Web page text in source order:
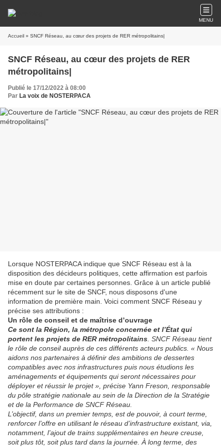
MENU
Accueil » SNCF Réseau, au cœur des projets de RER métropolitains|
SNCF Réseau, au cœur des projets de RER
métropolitains|
Publié le 17/12/2022 à 08:00
Par La voix de NOSTERPACA
Lorsque NOSTERPACA indique que SNCF Réseau est à la
disposition des décideurs politiques, cette affirmation est parfois
mise en doute par certaines personnes. Grâce à un article publié
récemment sur le site de SNCF, nous disposons d'une
information de première main. Voici comment SNCF Réseau y
précise ses attributions :
Un rôle de conseil et de maîtrise d’ouvrage
Ce sont la Région, la métropole concernée et l’État qui
portent les projets de RER métropolitains . SNCF Réseau tient
le rôle de conseil auprès de ces différents acteurs publics. « Nous
aidons nos partenaires à définir des ambitions de dessertes
compatibles avec nos infrastructures puis nous étudions les
aménagements et équipements qui seront nécessaires pour
déployer et réussir le projet », précise Yann Freson, responsable
du pôle stratégie nationale au sein de la Direction de la Stratégie
et de la Performance de SNCF Réseau.
L’objectif, dans un premier temps, est de pouvoir, à court terme,
renforcer l’offre en utilisant le réseau d’infrastructure existant, via,
notamment, l’ajout de trains supplémentaires en heure creuse,
soit plus tôt, soit plus tard dans la journée. À long terme, des